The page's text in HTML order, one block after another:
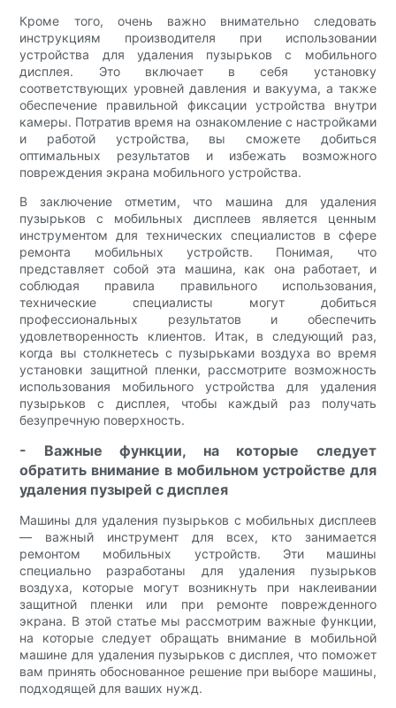
Кроме того, очень важно внимательно следовать
инструкциям производителя при использовании
устройства для удаления пузырьков с мобильного
дисплея. Это включает в себя установку
соответствующих уровней давления и вакуума, а также
обеспечение правильной фиксации устройства внутри
камеры. Потратив время на ознакомление с настройками
и работой устройства, вы сможете добиться
оптимальных результатов и избежать возможного
повреждения экрана мобильного устройства.
В заключение отметим, что машина для удаления
пузырьков с мобильных дисплеев является ценным
инструментом для технических специалистов в сфере
ремонта мобильных устройств. Понимая, что
представляет собой эта машина, как она работает, и
соблюдая правила правильного использования,
технические специалисты могут добиться
профессиональных результатов и обеспечить
удовлетворенность клиентов. Итак, в следующий раз,
когда вы столкнетесь с пузырьками воздуха во время
установки защитной пленки, рассмотрите возможность
использования мобильного устройства для удаления
пузырьков с дисплея, чтобы каждый раз получать
безупречную поверхность.
- Важные функции, на которые следует
обратить внимание в мобильном устройстве для
удаления пузырей с дисплея
Машины для удаления пузырьков с мобильных дисплеев
— важный инструмент для всех, кто занимается
ремонтом мобильных устройств. Эти машины
специально разработаны для удаления пузырьков
воздуха, которые могут возникнуть при наклеивании
защитной пленки или при ремонте поврежденного
экрана. В этой статье мы рассмотрим важные функции,
на которые следует обращать внимание в мобильной
машине для удаления пузырьков с дисплея, что поможет
вам принять обоснованное решение при выборе машины,
подходящей для ваших нужд.